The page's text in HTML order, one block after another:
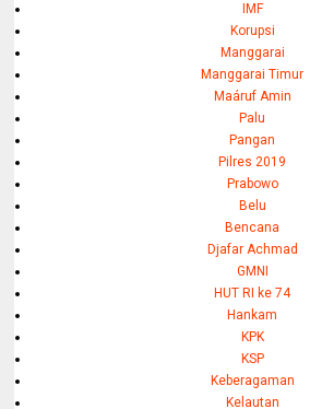
IMF
Korupsi
Manggarai
Manggarai Timur
Maáruf Amin
Palu
Pangan
Pilres 2019
Prabowo
Belu
Bencana
Djafar Achmad
GMNI
HUT RI ke 74
Hankam
KPK
KSP
Keberagaman
Kelautan